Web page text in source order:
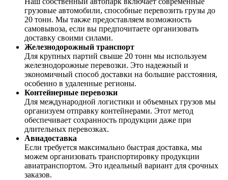
грузовые автомобили, способные перевозить грузы до
20 тонн. Мы также предоставляем возможность
самовывоза, если вы предпочитаете организовать
доставку своими силами.
Железнодорожный транспорт
Для крупных партий свыше 20 тонн мы используем
железнодорожные перевозки. Это надежный и
экономичный способ доставки на большие расстояния,
особенно в удаленные регионы.
Контейнерные перевозки
Для международной логистики и объемных грузов мы
организуем отправку контейнерами. Этот метод
обеспечивает сохранность продукции даже при
длительных перевозках.
Авиадоставка
Если требуется максимально быстрая доставка, мы
можем организовать транспортировку продукции
авиатранспортом. Это идеальный вариант для срочных
заказов.